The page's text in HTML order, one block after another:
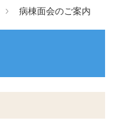
病棟面会のご案内